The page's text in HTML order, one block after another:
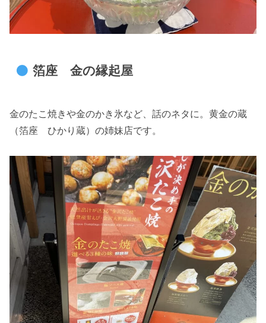
箔座 金の縁起屋
金のたこ焼きや金のかき氷など、話のネタに。黄金の蔵
（箔座 ひかり蔵）の姉妹店です。